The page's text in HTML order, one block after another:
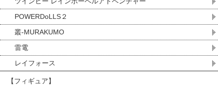
POWERDoLLS２
叢-MURAKUMO
雷電
レイフォース
【フィギュア】